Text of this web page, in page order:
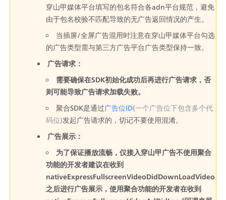
穿山甲媒体平台填写的包名符合各adn平台规范，避免
由于包名校验不匹配导致的无广告返回情况的产生。
当插屏/全屏广告混用时注意在穿山甲媒体平台勾选
的广告类型需与第三方广告平台广告类型保持一致。
广告请求：
需要确保在SDK初始化成功后再进行广告请求，否
则可能导致广告请求加载失败。
聚合SDK是通过广告位ID(一个广告位下包含多个代
码位)发起广告请求的，切记不要使用混淆。
广告展示：
为了保证播放流畅，仅接入穿山甲广告不使用聚合
功能的开发者建议在收到
nativeExpressFullscreenVideoDidDownLoadVideo
之后进行广告展示，使用聚合功能的开发者在收到